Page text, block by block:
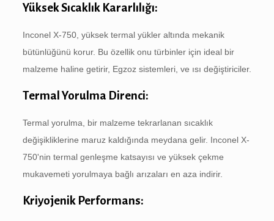
Yüksek Sıcaklık Kararlılığı:
Inconel X-750, yüksek termal yükler altında mekanik
bütünlüğünü korur. Bu özellik onu türbinler için ideal bir
malzeme haline getirir, Egzoz sistemleri, ve ısı değiştiriciler.
Termal Yorulma Direnci:
Termal yorulma, bir malzeme tekrarlanan sıcaklık
değişikliklerine maruz kaldığında meydana gelir. Inconel X-
750'nin termal genleşme katsayısı ve yüksek çekme
mukavemeti yorulmaya bağlı arızaları en aza indirir.
Kriyojenik Performans: